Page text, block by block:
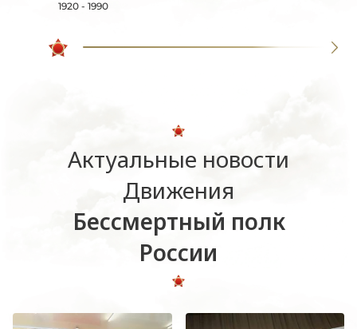
1920 - 1990
Актуальные новости
Движения
Бессмертный полк
России